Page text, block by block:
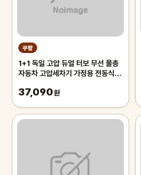
쿠팡
1+1 독일 고압 듀얼 터보 무선 물총
자동차 고압세차기 가정용 전동식 고
37,090원